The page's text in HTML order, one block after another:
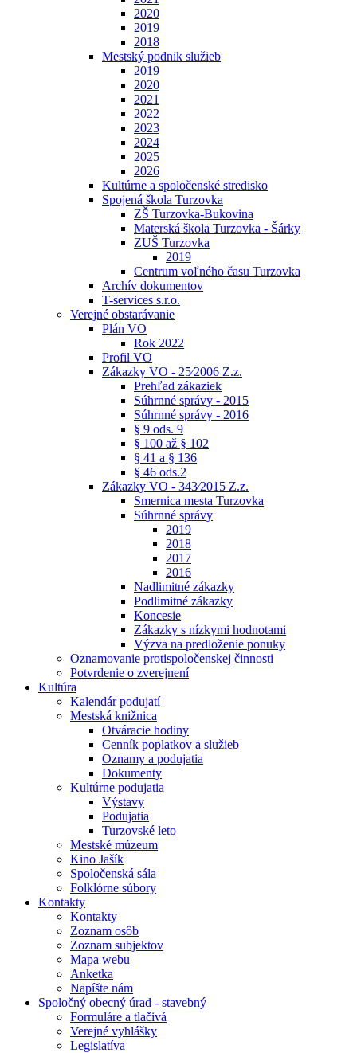
2020
2019
2018
Mestský podnik služieb
2019
2020
2021
2022
2023
2024
2025
2026
Kultúrne a spoločenské stredisko
Spojená škola Turzovka
ZŠ Turzovka-Bukovina
Materská škola Turzovka - Šárky
ZUŠ Turzovka
2019
Centrum voľného času Turzovka
Archív dokumentov
T-services s.r.o.
Verejné obstarávanie
Plán VO
Rok 2022
Profil VO
Zákazky VO - 25⁄2006 Z.z.
Prehľad zákaziek
Súhrnné správy - 2015
Súhrnné správy - 2016
§ 9 ods. 9
§ 100 až § 102
§ 41 a § 136
§ 46 ods.2
Zákazky VO - 343⁄2015 Z.z.
Smernica mesta Turzovka
Súhrnné správy
2019
2018
2017
2016
Nadlimitné zákazky
Podlimitné zákazky
Koncesie
Zákazky s nízkymi hodnotami
Výzva na predloženie ponuky
Oznamovanie protispoločenskej činnosti
Potvrdenie o zverejnení
Kultúra
Kalendár podujatí
Mestská knižnica
Otváracie hodiny
Cenník poplatkov a služieb
Oznamy a podujatia
Dokumenty
Kultúrne podujatia
Výstavy
Podujatia
Turzovské leto
Mestské múzeum
Kino Jašík
Spoločenská sála
Folklórne súbory
Kontakty
Kontakty
Zoznam osôb
Zoznam subjektov
Mapa webu
Anketka
Napíšte nám
Spoločný obecný úrad - stavebný
Formuláre a tlačivá
Verejné vyhlášky
Legislatíva